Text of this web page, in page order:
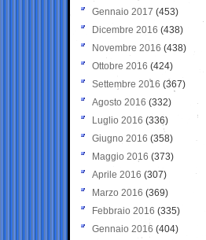
Gennaio 2017 (453)
Dicembre 2016 (438)
Novembre 2016 (438)
Ottobre 2016 (424)
Settembre 2016 (367)
Agosto 2016 (332)
Luglio 2016 (336)
Giugno 2016 (358)
Maggio 2016 (373)
Aprile 2016 (307)
Marzo 2016 (369)
Febbraio 2016 (335)
Gennaio 2016 (404)